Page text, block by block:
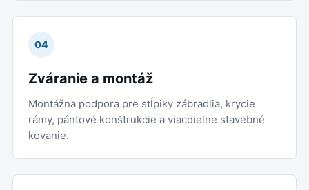
04
Zváranie a montáž
Montážna podpora pre stĺpiky zábradlia, krycie
rámy, pántové konštrukcie a viacdielne stavebné
kovanie.